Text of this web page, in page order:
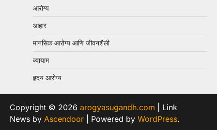
आरोग्य
आहार
मानसिक आरोग्य आणि जीवनशैली
व्यायाम
हृदय आरोग्य
Copyright © 2026 arogyasugandh.com | Link
News by Ascendoor | Powered by WordPress.